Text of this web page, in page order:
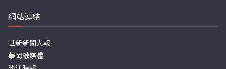
網站連結
世新新聞人報
華岡融媒體